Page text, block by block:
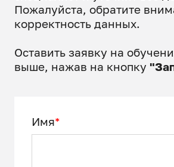
Пожалуйста, обратите
корректность данных.
Оставить заявку на
выше, нажав на кнопку
Имя*